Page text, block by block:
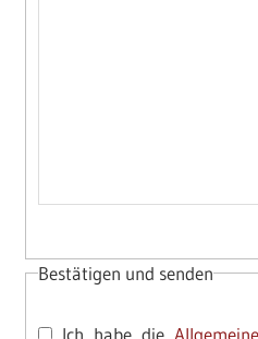
Bestätigen und senden
Ich habe die